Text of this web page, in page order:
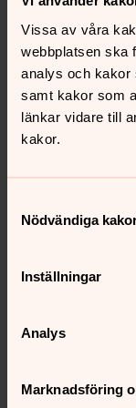
Vissa av våra
webbplatsen ska
analys och kakor
samt kakor som
länkar vidare till
kakor.
Nödvändiga
Inställningar
Analys
Marknadsföring
Louise
2026
Den
Penny gästar
ärkebiskop
Litterär
Vad innebär det
gudstjänst
musik i ett
och mänsklig